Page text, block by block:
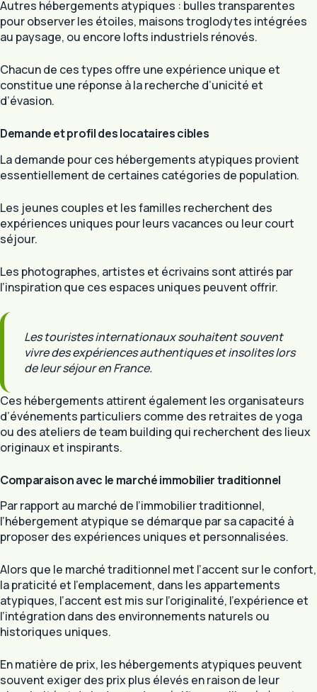
Autres hébergements atypiques : bulles transparentes
pour observer les étoiles, maisons troglodytes intégrées
au paysage, ou encore lofts industriels rénovés.
Chacun de ces types offre une expérience unique et
constitue une réponse à la recherche d’unicité et
d’évasion.
Demande et profil des locataires cibles
La demande pour ces hébergements atypiques provient
essentiellement de certaines catégories de population.
Les jeunes couples et les familles recherchent des
expériences uniques pour leurs vacances ou leur court
séjour.
Les photographes, artistes et écrivains sont attirés par
l’inspiration que ces espaces uniques peuvent offrir.
Les touristes internationaux souhaitent souvent
vivre des expériences authentiques et insolites lors
de leur séjour en France.
Ces hébergements attirent également les organisateurs
d’événements particuliers comme des retraites de yoga
ou des ateliers de team building qui recherchent des lieux
originaux et inspirants.
Comparaison avec le marché immobilier traditionnel
Par rapport au marché de l’immobilier traditionnel,
l’hébergement atypique se démarque par sa capacité à
proposer des expériences uniques et personnalisées.
Alors que le marché traditionnel met l’accent sur le confort,
la praticité et l’emplacement, dans les appartements
atypiques, l’accent est mis sur l’originalité, l’expérience et
l’intégration dans des environnements naturels ou
historiques uniques.
En matière de prix, les hébergements atypiques peuvent
souvent exiger des prix plus élevés en raison de leur